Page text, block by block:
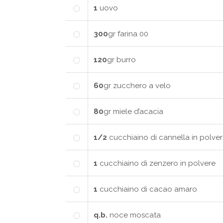
1 uovo
300gr farina 00
120gr burro
60gr zucchero a velo
80gr miele d’acacia
1/2 cucchiaino di cannella in
1 cucchiaino di zenzero in polvere
1 cucchiaino di cacao amaro
q.b. noce moscata